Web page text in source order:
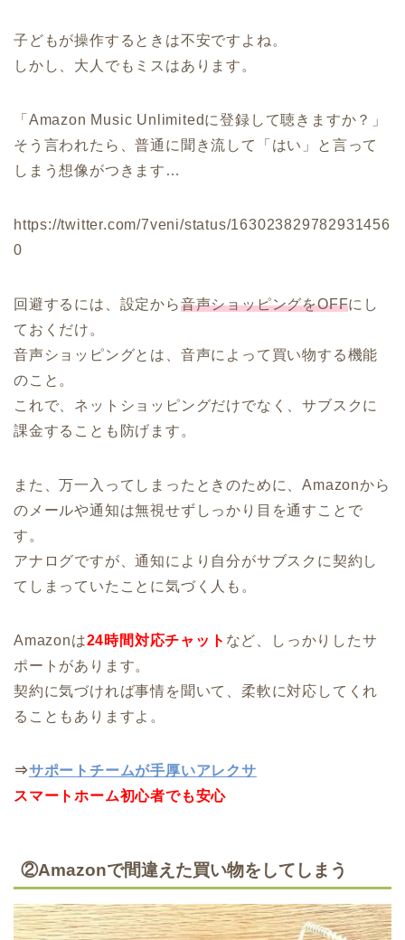
子どもが操作するときは不安ですよね。
しかし、大人でもミスはあります。
「Amazon Music Unlimitedに登録して聴きますか？」
そう言われたら、普通に聞き流して「はい」と言って
しまう想像がつきます…
https://twitter.com/7veni/status/163023829782931456
0
回避するには、設定から音声ショッピングをOFFにし
ておくだけ。
音声ショッピングとは、音声によって買い物する機能
のこと。
これで、ネットショッピングだけでなく、サブスクに
課金することも防げます。
また、万一入ってしまったときのために、Amazonから
のメールや通知は無視せずしっかり目を通すことで
す。
アナログですが、通知により自分がサブスクに契約し
てしまっていたことに気づく人も。
Amazonは24時間対応チャット など、しっかりしたサ
ポートがあります。
契約に気づければ事情を聞いて、柔軟に対応してくれ
ることもありますよ。
⇒サポートチームが手厚いアレクサ
スマートホーム初心者でも安心
②Amazonで間違えた買い物をしてしまう